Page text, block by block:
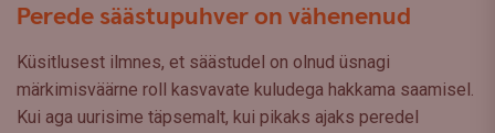
Perede säästupuhver on vähenenud
Küsitlusest ilmnes, et säästudel on olnud üsnagi
märkimisväärne roll kasvavate kuludega hakkama saamisel.
Kui aga uurisime täpsemalt, kui pikaks ajaks peredel